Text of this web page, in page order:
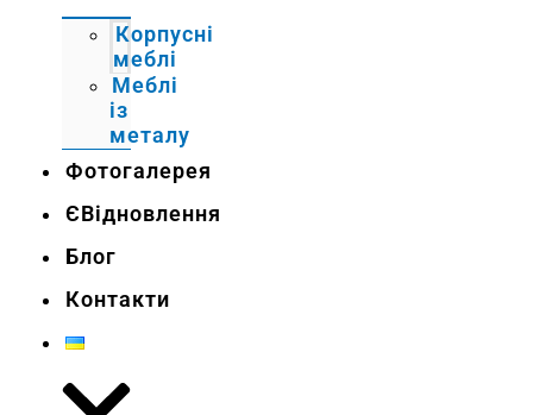
Корпусні
меблі
Меблі
із
металу
Фотогалерея
ЄВідновлення
Блог
Контакти